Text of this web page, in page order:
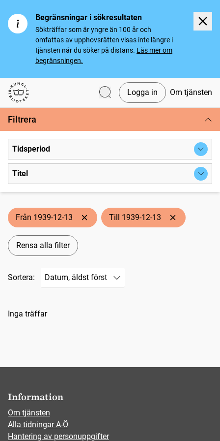
Begränsningar i sökresultaten
Sökträffar som är yngre än 100 år och
omfattas av upphovsrätten visas inte längre i
tjänsten när du söker på distans. Läs mer om
begränsningen.
Svenska tidningar
Logga in Om tjänsten
Filtrera
Tidsperiod
Titel
Från 1939-12-13 Till 1939-12-13
Rensa alla filter
Sortera:
Sökresultat
Inga träffar
Information
Om tjänsten
Alla tidningar A-Ö
Hantering av personuppgifter